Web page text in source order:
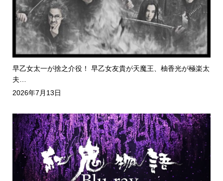
早乙女太一が捨之介役！ 早乙女友貴が天魔王、柚香光が極楽太
夫…
2026年7月13日